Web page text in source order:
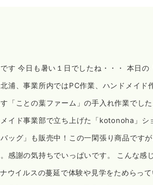
す 今日も暑い１日でしたね・・・️️ 本日の
浦、事業所内ではPC作業、ハンドメイド
「ことの葉ファーム」の手入れ作業でし
イド事業部で立ち上げた「kotonoha」シ
ッグ」も販売中！この一閑張り商品です
感謝の気持ちでいっぱいです。 こんな感
ウイルスの蔓延で体験や見学をためらっ